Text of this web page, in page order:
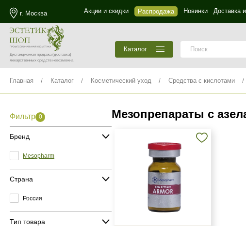
г. Москва Акции и скидки Распродажа Новинки Доставка
Дистанционная продажа(доставка)
лекарственных средств невозможна
Каталог
Главная Каталог Косметический уход Средства с кислотами
Фильтр 0
Бренд
Mesopharm
Страна
Россия
Тип товара
Мезопрепараты с